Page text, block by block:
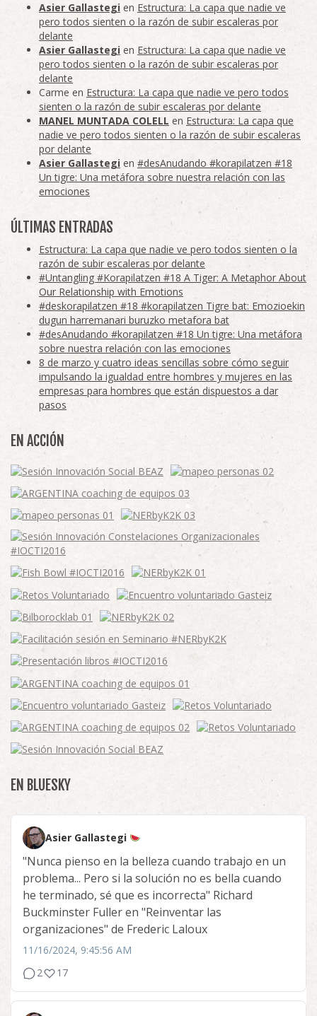
Asier Gallastegi en Estructura: La capa que nadie ve
pero todos sienten o la razón de subir escaleras por
delante
Asier Gallastegi en Estructura: La capa que nadie ve
pero todos sienten o la razón de subir escaleras por
delante
Carme en Estructura: La capa que nadie ve pero todos
sienten o la razón de subir escaleras por delante
MANEL MUNTADA COLELL en Estructura: La capa que
nadie ve pero todos sienten o la razón de subir escaleras
por delante
Asier Gallastegi en #desAnudando #korapilatzen #18
Un tigre: Una metáfora sobre nuestra relación con las
emociones
ÚLTIMAS ENTRADAS
Estructura: La capa que nadie ve pero todos sienten o la
razón de subir escaleras por delante
#Untangling #Korapilatzen #18 A Tiger: A Metaphor About
Our Relationship with Emotions
#deskorapilatzen #18 #korapilatzen Tigre bat: Emozioekin
dugun harremanari buruzko metafora bat
#desAnudando #korapilatzen #18 Un tigre: Una metáfora
sobre nuestra relación con las emociones
8 de marzo y cuatro ideas sencillas sobre cómo seguir
impulsando la igualdad entre hombres y mujeres en las
empresas para hombres que están dispuestos a dar
pasos
EN ACCIÓN
EN BLUESKY
Asier Gallastegi
"Nunca pienso en la belleza cuando trabajo en un
problema... Pero si la solución no es bella cuando
he terminado, sé que es incorrecta" Richard
Buckminster Fuller en "Reinventar las
organizaciones" de Frederic Laloux
11/16/2024, 9:45:56 AM
2
17